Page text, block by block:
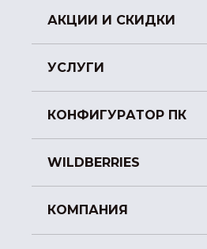
АКЦИИ И СКИДКИ
УСЛУГИ
КОНФИГУРАТОР ПК
WILDBERRIES
КОМПАНИЯ